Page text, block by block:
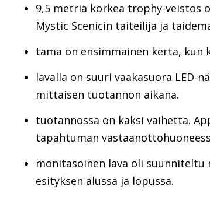
9,5 metriä korkea trophy-veistos
Mystic Scenicin taiteilija ja
tämä on ensimmäinen kerta,
lavalla on suuri vaakasuora LED-
mittaisen tuotannon aikana.
tuotannossa on kaksi vaihetta.
tapahtuman
monitasoinen lava oli
esityksen alussa ja lopussa.